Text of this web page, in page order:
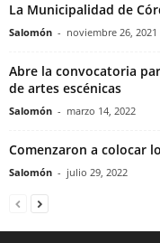
La Municipalidad de
Salomón - noviembre 26, 2021
Abre la convocatoria
de artes escénicas
Salomón - marzo 14, 2022
Comenzaron a colocar
Salomón - julio 29, 2022